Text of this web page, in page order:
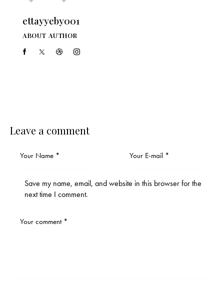
ettayyeby001
ABOUT AUTHOR
Leave a comment
Save my name, email, and website in this browser for the
next time I comment.